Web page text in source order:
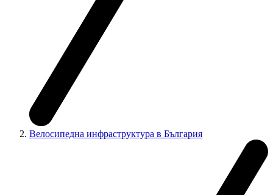
Велосипедна инфраструктура в България